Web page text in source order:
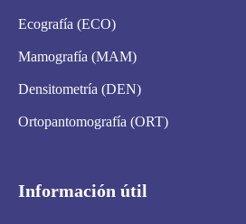
Ecografía (ECO)
Mamografía (MAM)
Densitometría (DEN)
Ortopantomografía (ORT)
Información útil